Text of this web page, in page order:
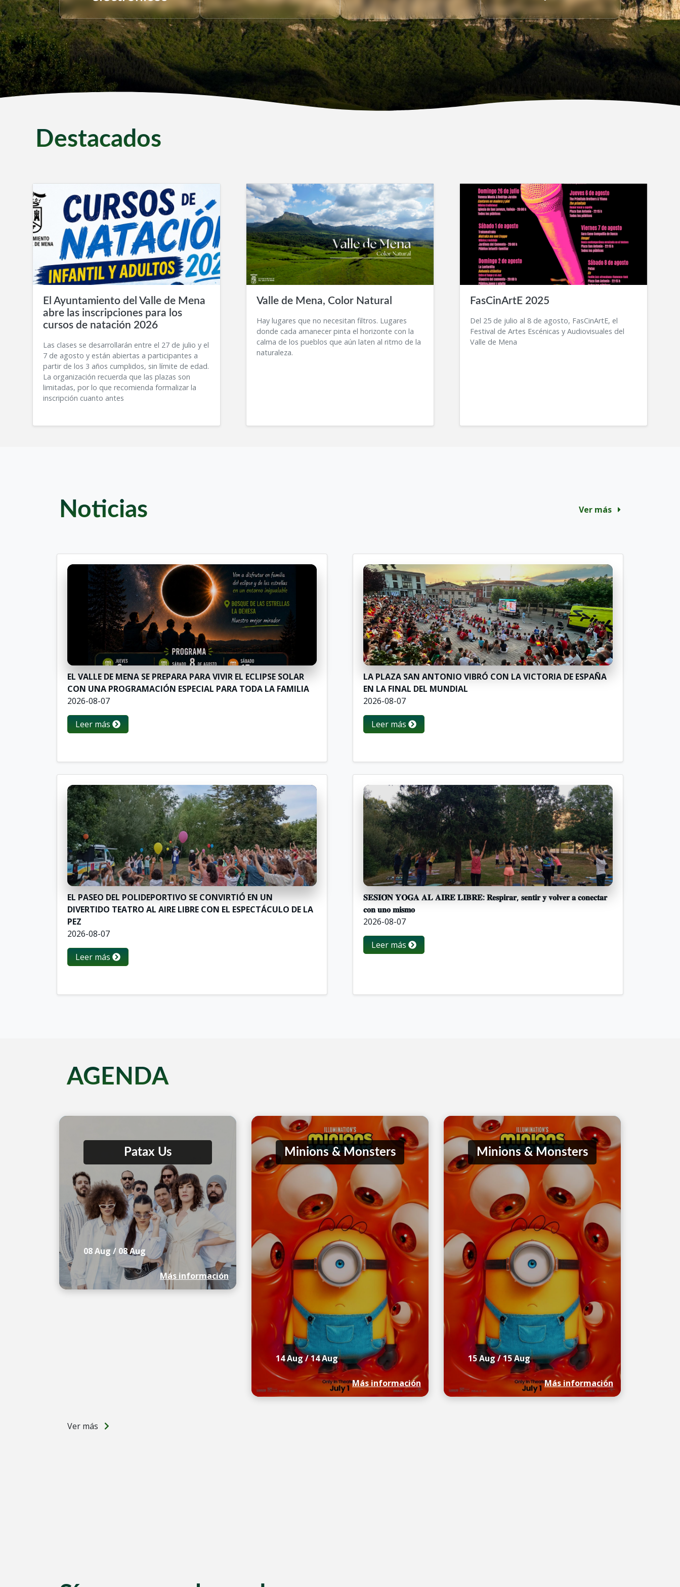
Destacados
El Ayuntamiento del Valle de Mena
abre las inscripciones para los
cursos de natación 2026
Las clases se desarrollarán entre el 27 de julio y el
7 de agosto y están abiertas a participantes a
partir de los 3 años cumplidos, sin límite de edad.
La organización recuerda que las plazas son
limitadas, por lo que recomienda formalizar la
inscripción cuanto antes
Valle de Mena, Color Natural
Hay lugares que no necesitan filtros. Lugares
donde cada amanecer pinta el horizonte con la
calma de los pueblos que aún laten al ritmo de la
naturaleza.
FasCinArtE 2025
Del 25 de julio al 8 de agosto, FasCinArtE, el
Festival de Artes Escénicas y Audiovisuales del
Valle de Mena
Noticias Ver más
EL VALLE DE MENA SE PREPARA PARA VIVIR EL ECLIPSE SOLAR
CON UNA PROGRAMACIÓN ESPECIAL PARA TODA LA FAMILIA
2026-08-07
Leer más
LA PLAZA SAN ANTONIO VIBRÓ CON LA VICTORIA DE ESPAÑA
EN LA FINAL DEL MUNDIAL
2026-08-07
Leer más
EL PASEO DEL POLIDEPORTIVO SE CONVIRTIÓ EN UN
DIVERTIDO TEATRO AL AIRE LIBRE CON EL ESPECTÁCULO DE LA
PEZ
2026-08-07
Leer más
𝐒𝐄𝐒𝐈𝐎́𝐍 𝐘𝐎𝐆𝐀 𝐀𝐋 𝐀𝐈𝐑𝐄 𝐋𝐈𝐁𝐑𝐄: 𝐑𝐞𝐬𝐩𝐢𝐫𝐚𝐫, 𝐬𝐞𝐧𝐭𝐢𝐫 𝐲 𝐯𝐨𝐥𝐯𝐞𝐫 𝐚 𝐜𝐨𝐧𝐞𝐜𝐭𝐚𝐫
𝐜𝐨𝐧 𝐮𝐧𝐨 𝐦𝐢𝐬𝐦𝐨
2026-08-07
Leer más
AGENDA
Patax Us
08 Aug/ 08 Aug
Más información
Minions & Monsters
14 Aug/14 Aug
Más información
Minions & Monsters
15 Aug/15 Aug
Más información
Ver más